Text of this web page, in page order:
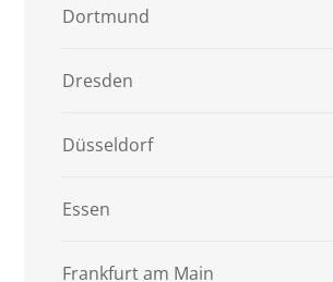
Dortmund
Dresden
Düsseldorf
Essen
Frankfurt am Main